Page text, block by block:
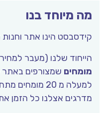
מה מיוחד בנו
קידסבסט הינו אתר וחנות
הייחוד שלנו (מעבר
מומחים שמצורפים באתר
למעלה מ 20
מדרגים אצלנו כל הזמן